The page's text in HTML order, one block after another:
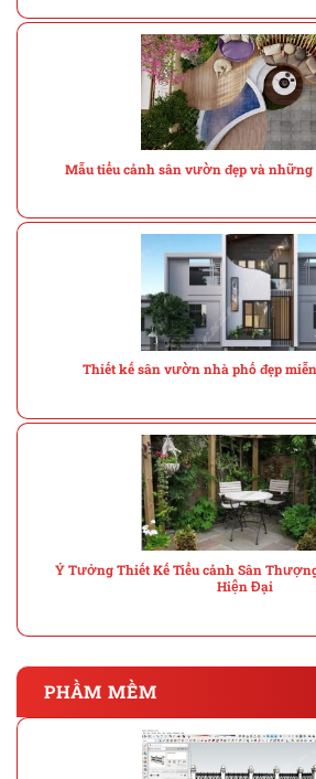
Mẫu tiểu cảnh sân vườn đẹp và
Thiết kế sân vườn nhà phố đẹp
Ý Tưởng Thiết Kế Tiểu cảnh Sân
Hiện Đại
PHẦM MỀM